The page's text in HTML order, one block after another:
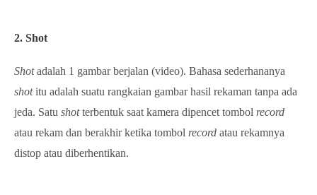
2. Shot
Shotadalah 1 gambar berjalan (video). Bahasa sederhananya
shotitu adalah suatu rangkaian gambar hasil rekaman tanpa ada
jeda. Satu shotterbentuk saat kamera dipencet tombol record
atau rekam dan berakhir ketika tombol record atau rekamnya
distop atau diberhentikan.